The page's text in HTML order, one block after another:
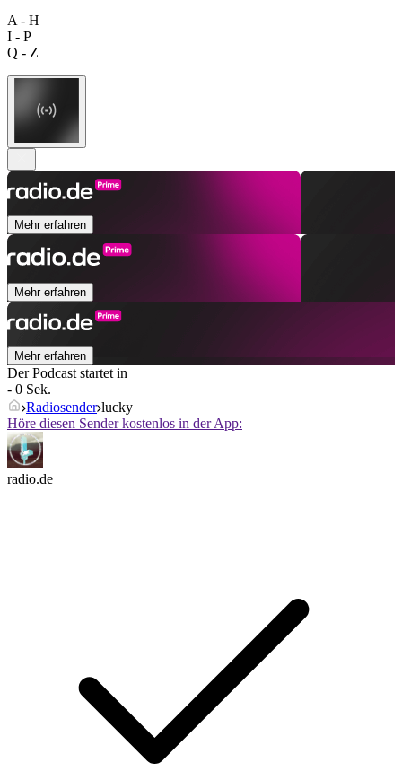
A - H
I - P
Q - Z
Mehr erfahren
Mehr erfahren
Mehr erfahren
Der Podcast startet in
- 0 Sek.
Radiosender lucky
Höre diesen Sender kostenlos in der App:
radio.de